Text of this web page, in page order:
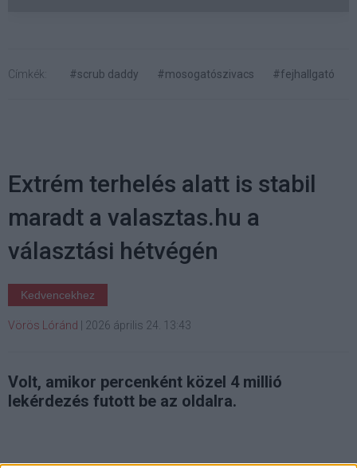
Címkék: #scrub daddy #mosogatószivacs #fejhallgató
Extrém terhelés alatt is stabil
maradt a valasztas.hu a
választási hétvégén
Kedvencekhez
Vörös Lóránd 2026 április 24. 13:43
Volt, amikor percenként közel 4 millió
lekérdezés futott be az oldalra.